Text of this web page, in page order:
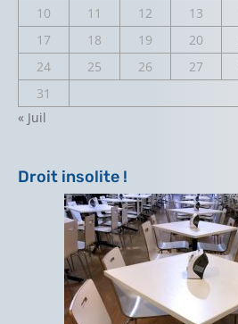
10
11 12 13
17
18 19 20
24
25 26 27
31
« Juil
Droit insolite !